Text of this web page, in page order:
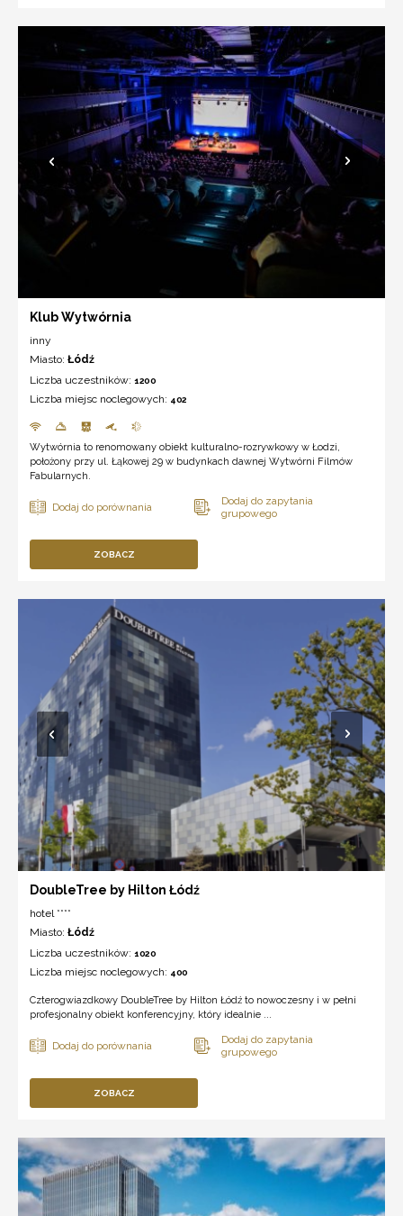
Klub Wytwórnia
inny
Miasto: Łódź
Liczba uczestników: 1200
Liczba miejsc noclegowych: 402
Wytwórnia to renomowany obiekt kulturalno-rozrywkowy w Łodzi,
położony przy ul. Łąkowej 29 w budynkach dawnej Wytwórni Filmów
Fabularnych.
ZOBACZ
DoubleTree by Hilton Łódź
hotel ****
Miasto: Łódź
Liczba uczestników: 1020
Liczba miejsc noclegowych: 400
Czterogwiazdkowy DoubleTree by Hilton Łódź to nowoczesny i w pełni
profesjonalny obiekt konferencyjny, który idealnie ...
ZOBACZ